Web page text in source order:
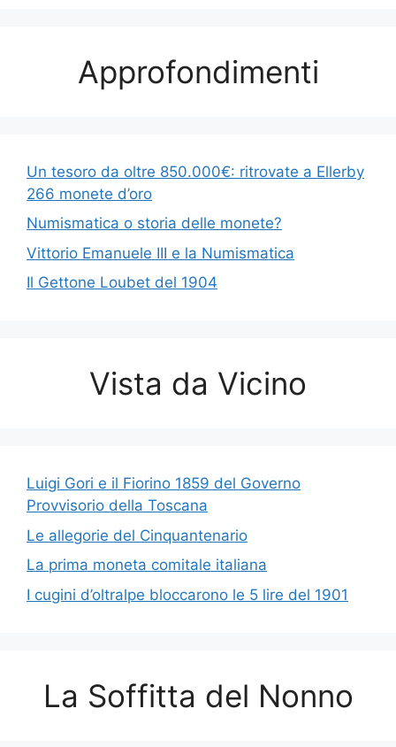
Approfondimenti
Un tesoro da oltre 850.000€: ritrovate a Ellerby
266 monete d’oro
Numismatica o storia delle monete?
Vittorio Emanuele III e la Numismatica
Il Gettone Loubet del 1904
Vista da Vicino
Luigi Gori e il Fiorino 1859 del Governo
Provvisorio della Toscana
Le allegorie del Cinquantenario
La prima moneta comitale italiana
I cugini d’oltralpe bloccarono le 5 lire del 1901
La Soffitta del Nonno